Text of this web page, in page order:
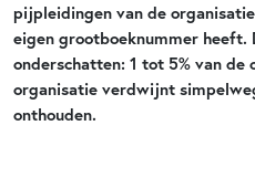
pijpleidingen van de
eigen grootboeknummer heeft.
onderschatten: 1 tot 5% van de
organisatie verdwijnt
onthouden.